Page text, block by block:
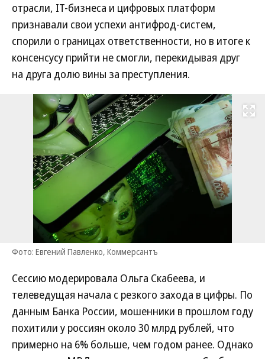
отрасли, IT-бизнеса и цифровых платформ
признавали свои успехи антифрод-систем,
спорили о границах ответственности, но в итоге к
консенсусу прийти не смогли, перекидывая друг
на друга долю вины за преступления.
Развернуть
Фото: Евгений Павленко, Коммерсантъ
Сессию модерировала Ольга Скабеева, и
телеведущая начала с резкого захода в цифры. По
данным Банка России, мошенники в прошлом году
похитили у россиян около 30 млрд рублей, что
примерно на 6% больше, чем годом ранее. Однако